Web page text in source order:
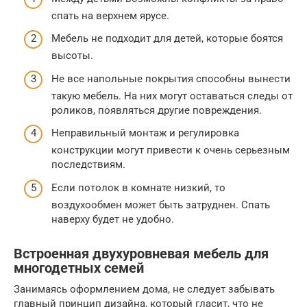
спать на верхнем ярусе.
Мебель не подходит для детей, которые боятся
высоты.
Не все напольные покрытия способны вынести
такую мебель. На них могут оставаться следы от
роликов, появляться другие повреждения.
Неправильный монтаж и регулировка
конструкции могут привести к очень серьезным
последствиям.
Если потолок в комнате низкий, то
воздухообмен может быть затруднен. Спать
наверху будет не удобно.
Встроенная двухуровневая мебель для
многодетных семей
Занимаясь оформлением дома, не следует забывать
главный принцип дизайна, который гласит, что не